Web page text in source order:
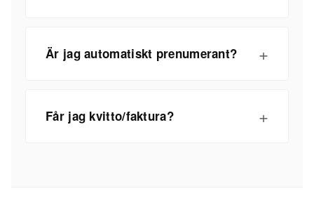
Är jag automatiskt prenumerant?
Får jag kvitto/faktura?